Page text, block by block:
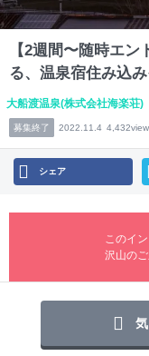
【2週間〜随時エ
る、温泉宿住み込
大船渡温泉(株式会社海楽荘)
募集終了 2022.11.4 4,432view
シェア
このイ
沢山の